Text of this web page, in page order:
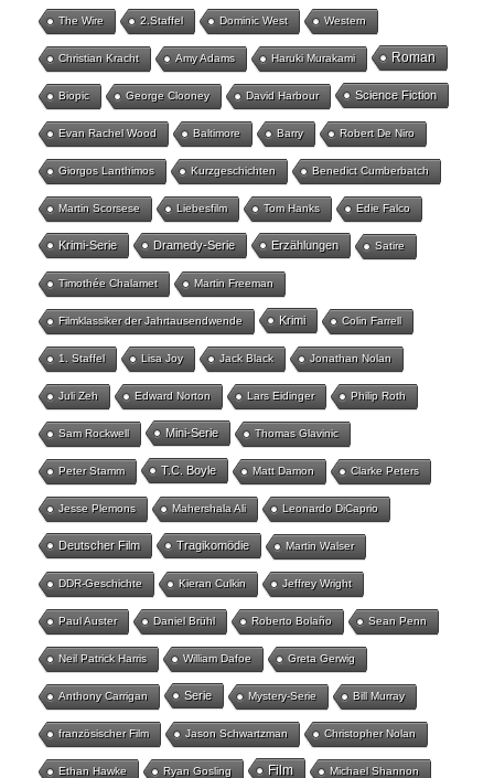
The Wire 2.Staffel Dominic West Western
Christian Kracht Amy Adams Haruki Murakami Roman
Biopic George Clooney David Harbour Science Fiction
Evan Rachel Wood Baltimore Barry Robert De Niro
Giorgos Lanthimos Kurzgeschichten Benedict Cumberbatch
Martin Scorsese Liebesfilm Tom Hanks Edie Falco
Krimi-Serie Dramedy-Serie Erzählungen Satire
Timothée Chalamet Martin Freeman
Filmklassiker der Jahrtausendwende Krimi Colin Farrell
1. Staffel Lisa Joy Jack Black Jonathan Nolan
Juli Zeh Edward Norton Lars Eidinger Philip Roth
Sam Rockwell Mini-Serie Thomas Glavinic
Peter Stamm T.C. Boyle Matt Damon Clarke Peters
Jesse Plemons Mahershala Ali Leonardo DiCaprio
Deutscher Film Tragikomödie Martin Walser
DDR-Geschichte Kieran Culkin Jeffrey Wright
Paul Auster Daniel Brühl Roberto Bolaño Sean Penn
Neil Patrick Harris William Dafoe Greta Gerwig
Anthony Carrigan Serie Mystery-Serie Bill Murray
französischer Film Jason Schwartzman Christopher Nolan
Ethan Hawke Ryan Gosling Film Michael Shannon